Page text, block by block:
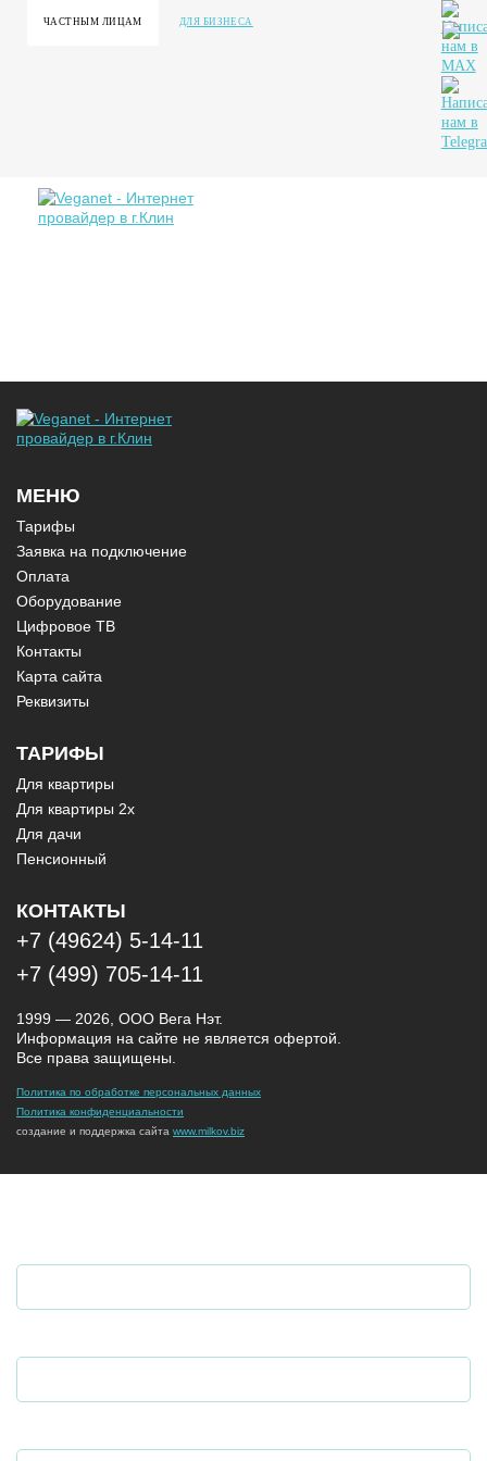
ЧАСТНЫМ ЛИЦАМ ДЛЯ БИЗНЕСА
МЕНЮ
Тарифы
Заявка на подключение
Оплата
Оборудование
Цифровое ТВ
Контакты
Карта сайта
Реквизиты
ТАРИФЫ
Для квартиры
Для квартиры 2х
Для дачи
Пенсионный
КОНТАКТЫ
+7 (49624) 5-14-11
+7 (499) 705-14-11
1999 — 2026, ООО Вега Нэт.
Информация на сайте не является офертой.
Все права защищены.
Политика по обработке персональных данных
Политика конфиденциальности
создание и поддержка сайта www.milkov.biz